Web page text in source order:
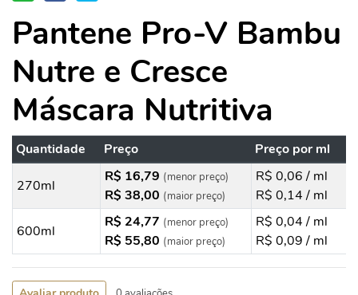
Pantene Pro-V Bambu
Nutre e Cresce
Máscara Nutritiva
Quantidade Preço Preço por ml
270ml
R$ 16,79 (menor preço)
R$ 38,00 (maior preço)
R$ 0,06 / ml
R$ 0,14 / ml
600ml
R$ 24,77 (menor preço)
R$ 55,80 (maior preço)
R$ 0,04 / ml
R$ 0,09 / ml